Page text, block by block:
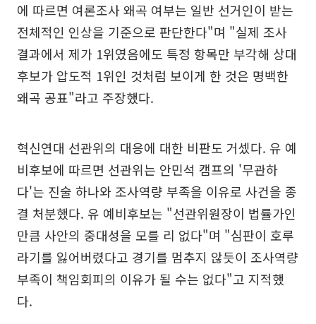
에 따르면 여론조사 왜곡 여부는 일반 선거인이 받는
전체적인 인상을 기준으로 판단한다"며 "실제 조사
결과에서 제가 1위였음에도 특정 항목만 부각해 상대
후보가 압도적 1위인 것처럼 보이게 한 것은 명백한
왜곡 공표"라고 주장했다.
혁신연대 선관위의 대응에 대한 비판도 거셌다. 유 예
비후보에 따르면 선관위는 안민석 캠프의 '무관하
다'는 진술 하나와 조사역량 부족을 이유로 사건을 종
결 처분했다. 유 예비후보는 "선관위원장이 법률가인
만큼 사안의 중대성을 모를 리 없다"며 "심판이 호루
라기를 잃어버렸다고 경기를 멈추지 않듯이 조사역량
부족이 책임회피의 이유가 될 수는 없다"고 지적했
다.